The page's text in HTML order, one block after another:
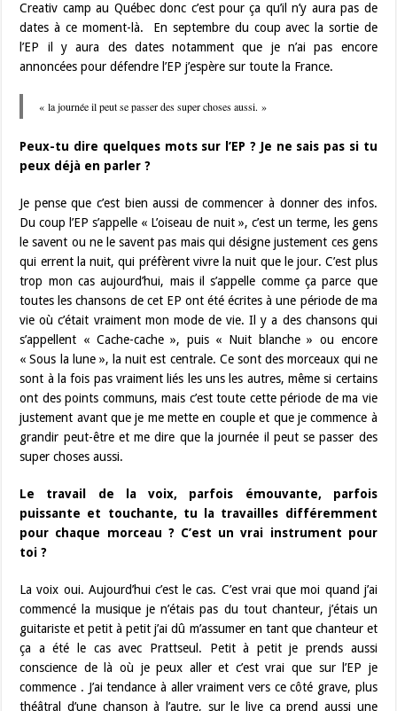
Creativ camp au Québec donc c’est pour ça qu’il n’y aura pas de
dates à ce moment-là. En septembre du coup avec la sortie de
l’EP il y aura des dates notamment que je n’ai pas encore
annoncées pour défendre l’EP j’espère sur toute la France.
« la journée il peut se passer des super choses aussi. »
Peux-tu dire quelques mots sur l’EP ? Je ne sais pas si tu
peux déjà en parler ?
Je pense que c’est bien aussi de commencer à donner des infos.
Du coup l’EP s’appelle « L’oiseau de nuit », c’est un terme, les gens
le savent ou ne le savent pas mais qui désigne justement ces gens
qui errent la nuit, qui préfèrent vivre la nuit que le jour. C’est plus
trop mon cas aujourd’hui, mais il s’appelle comme ça parce que
toutes les chansons de cet EP ont été écrites à une période de ma
vie où c’était vraiment mon mode de vie. Il y a des chansons qui
s’appellent « Cache-cache », puis « Nuit blanche » ou encore
« Sous la lune », la nuit est centrale. Ce sont des morceaux qui ne
sont à la fois pas vraiment liés les uns les autres, même si certains
ont des points communs, mais c’est toute cette période de ma vie
justement avant que je me mette en couple et que je commence à
grandir peut-être et me dire que la journée il peut se passer des
super choses aussi.
Le travail de la voix, parfois émouvante, parfois
puissante et touchante, tu la travailles différemment
pour chaque morceau ? C’est un vrai instrument pour
toi ?
La voix oui. Aujourd’hui c’est le cas. C’est vrai que moi quand j’ai
commencé la musique je n’étais pas du tout chanteur, j’étais un
guitariste et petit à petit j’ai dû m’assumer en tant que chanteur et
ça a été le cas avec Prattseul. Petit à petit je prends aussi
conscience de là où je peux aller et c’est vrai que sur l’EP je
commence . J’ai tendance à aller vraiment vers ce côté grave, plus
théâtral d’une chanson à l’autre, sur le live ça prend aussi une